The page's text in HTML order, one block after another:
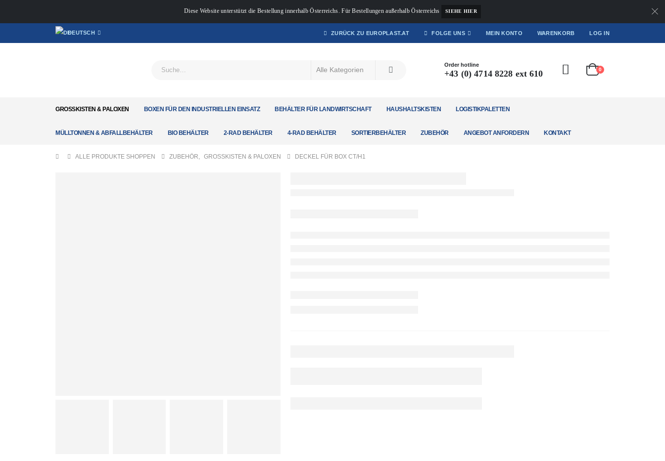
Diese Website unterstützt die Bestellung innerhalb Österreichs. Für Bestellungen außerhalb Österreichs SIEHE HIER
DEUTSCH ZURÜCK ZU EUROPLAST.AT FOLGE UNS MEIN KONTO WARENKORB LOG IN
Order hotline
+43 (0) 4714 8228 ext 610 0
GROSSKISTEN & PALOXEN BOXEN FÜR DEN INDUSTRIELLEN EINSATZ BEHÄLTER FÜR LANDWIRTSCHAFT HAUSHALTSKISTEN LOGISTIKPALETTEN
MÜLLTONNEN & ABFALLBEHÄLTER BIO BEHÄLTER 2-RAD BEHÄLTER 4-RAD BEHÄLTER SORTIERBEHÄLTER ZUBEHÖR ANGEBOT ANFORDERN KONTAKT
ALLE PRODUKTE SHOPPEN ZUBEHÖR GROSSKISTEN & PALOXEN DECKEL FÜR BOX CT/H1